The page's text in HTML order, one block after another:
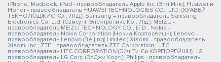
iPhone, Macbook, iPad - правообладатель Apple Inc. (Эпл Инк.); Huawei и
Honor - правообладатель HUAWEI TECHNOLOGIES CO., LTD. (ХУАВЕЙ
ТЕКНОЛОДЖИС КО., ЛТД.); Samsung – правообладатель Samsung
Electronics Co. Ltd. (Самсунг Электроникс Ко., Лтд.); MEIZU -
правообладатель MEIZU TECHNOLOGY CO., LTD.; Nokia -
правообладатель Nokia Corporation (Нокиа Корпорейшн); Lenovo -
правообладатель Lenovo (Beijing) Limited; Xiaomi - правообладатель
Xiaomi Inc.; ZTE - правообладатель ZTE Corporation; HTC -
правообладатель HTC CORPORATION (Эйч-Ти-Си КОРПОРЕЙШН); LG -
правообладатель LG Corp. (ЭлДжи Корп.); Philips - правообладатель